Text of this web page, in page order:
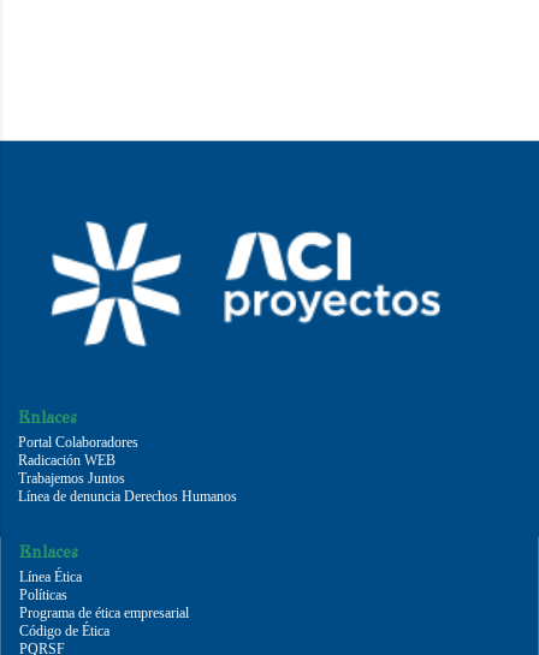
Enlaces
Portal Colaboradores
Radicación WEB
Trabajemos Juntos
Línea de denuncia Derechos Humanos
Enlaces
Línea Ética
Políticas
Programa de ética empresarial
Código de Ética
PQRSF